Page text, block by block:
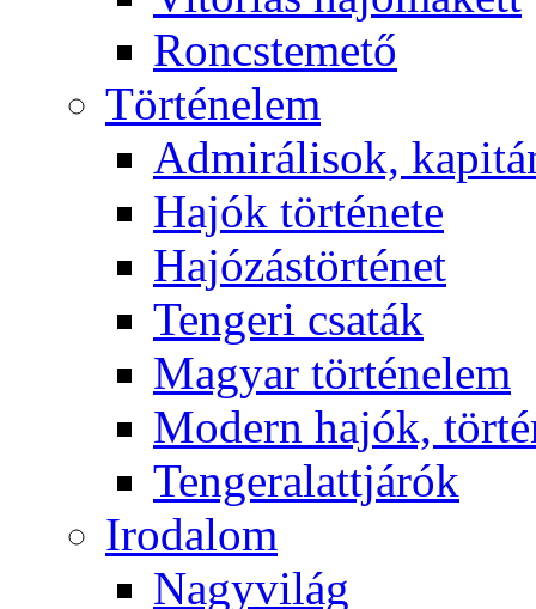
Roncstemető
Történelem
Admirálisok,
Hajók története
Hajózástörténet
Tengeri csaták
Magyar történelem
Modern hajók,
Tengeralattjárók
Irodalom
Nagyvilág